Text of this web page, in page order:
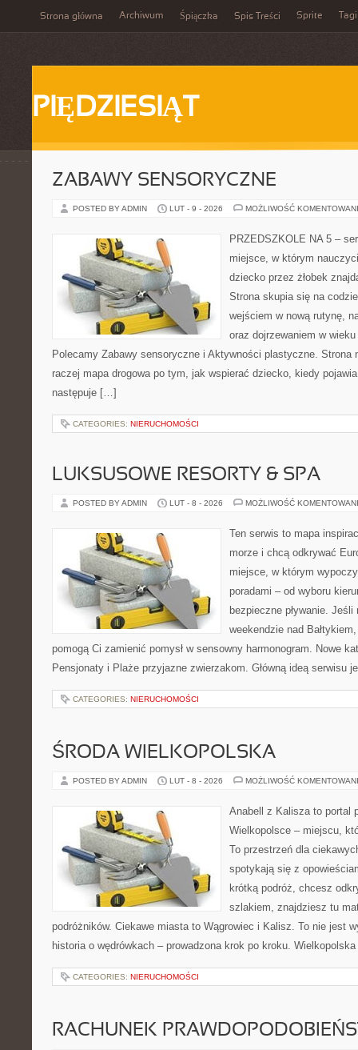
Strona główna Archiwum Śpiączka Spis Treści Sprite Tagi
PIĘDZIESIĄT
ZABAWY SENSORYCZNE
POSTED BY ADMIN LUT - 9 - 2026 MOŻLIWOŚĆ
PRZEDSZKOLE NA 5 –
miejsce, w którym
dziecko przez żłobek
Strona skupia się na
wejściem w nową rutynę,
oraz dojrzewaniem w
Polecamy Zabawy sensoryczne i Aktywności plastyczne. Strona
raczej mapa drogowa po tym, jak wspierać dziecko, kiedy
następuje […]
CATEGORIES: NIERUCHOMOŚCI
LUKSUSOWE RESORTY & SPA
POSTED BY ADMIN LUT - 8 - 2026 MOŻLIWOŚĆ
Ten serwis to mapa
morze i chcą odkrywać
miejsce, w którym
poradami – od wyboru
bezpieczne pływanie.
weekendzie nad
pomogą Ci zamienić pomysł w sensowny harmonogram. Nowe
Pensjonaty i Plaże przyjazne zwierzakom. Główną ideą serwisu
CATEGORIES: NIERUCHOMOŚCI
ŚRODA WIELKOPOLSKA
POSTED BY ADMIN LUT - 8 - 2026 MOŻLIWOŚĆ
Anabell z Kalisza to portal
Wielkopolsce – miejscu,
To przestrzeń dla
spotykają się z
krótką podróż, chcesz
szlakiem, znajdziesz tu
podróżników. Ciekawe miasta to Wągrowiec i Kalisz. To nie jest
historia o wędrówkach – prowadzona krok po kroku.
CATEGORIES: NIERUCHOMOŚCI
RACHUNEK